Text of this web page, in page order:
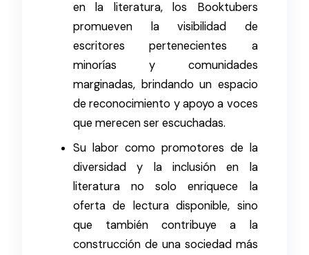
en la literatura, los Booktubers
promueven la visibilidad de
escritores pertenecientes a
minorías y comunidades
marginadas, brindando un espacio
de reconocimiento y apoyo a voces
que merecen ser escuchadas.
Su labor como promotores de la
diversidad y la inclusión en la
literatura no solo enriquece la
oferta de lectura disponible, sino
que también contribuye a la
construcción de una sociedad más